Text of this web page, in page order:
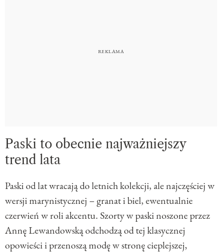
Paski to obecnie najważniejszy
trend lata
Paski od lat wracają do letnich kolekcji, ale najczęściej w
wersji marynistycznej – granat i biel, ewentualnie
czerwień w roli akcentu. Szorty w paski noszone przez
Annę Lewandowską odchodzą od tej klasycznej
opowieści i przenoszą modę w stronę cieplejszej,